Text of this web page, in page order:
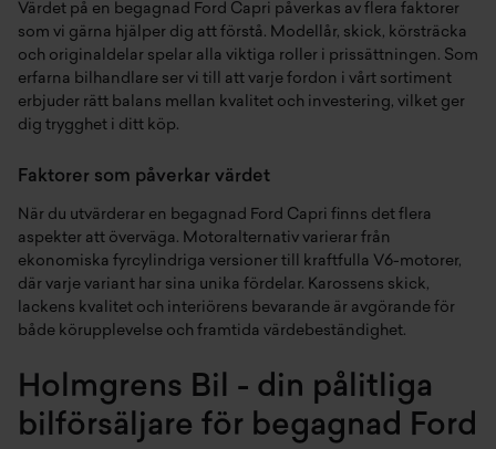
Värdet på en begagnad Ford Capri påverkas av flera faktorer
som vi gärna hjälper dig att förstå. Modellår, skick, körsträcka
och originaldelar spelar alla viktiga roller i prissättningen. Som
erfarna bilhandlare ser vi till att varje fordon i vårt sortiment
erbjuder rätt balans mellan kvalitet och investering, vilket ger
dig trygghet i ditt köp.
Faktorer som påverkar värdet
När du utvärderar en begagnad Ford Capri finns det flera
aspekter att överväga. Motoralternativ varierar från
ekonomiska fyrcylindriga versioner till kraftfulla V6-motorer,
där varje variant har sina unika fördelar. Karossens skick,
lackens kvalitet och interiörens bevarande är avgörande för
både körupplevelse och framtida värdebeständighet.
Holmgrens Bil - din pålitliga
bilförsäljare för begagnad Ford